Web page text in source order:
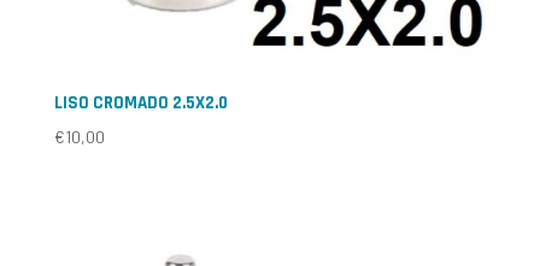
LISO CROMADO 2.5X2.0
€10,00